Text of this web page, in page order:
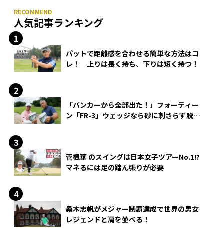
人気記事ランキング
パットで距離感を合わせる簡単な方法はコ
レ！ 上りは長く持ち、下りは短く持つ！
「バンカーから全部出た！」フォーティー
ン「FR-3」ウェッジなら砂に刺さらず脱出
菅楓華 のスイングは日本女子ツアーNo.1!?
マネるには足の踏ん張りが必要
桑木志帆がメジャー制覇達成で世界の男女
レジェンドと肩を並べる！